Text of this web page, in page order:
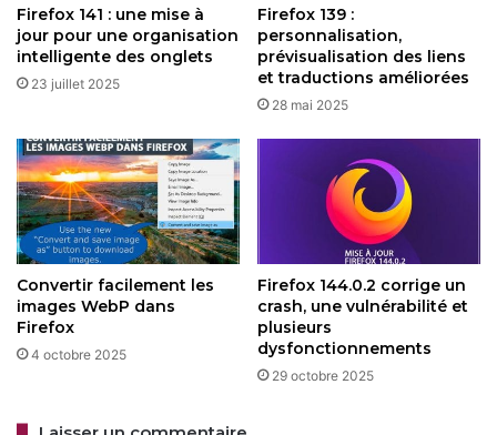
avec plusieurs améliorations regroupées sous le nom
“Address Bar Refresh”. Voici ce qui change :
Bouton de recherche unifié: Une icône affiche votre
clic dessus vous permet de switcher facilement vers
un autre.
Mots-clés persistants : Quand vous cherchez
quelque chose, le terme reste visible dans la barre,
pas l’URL du moteur. Idéal pour ajuster votre
recherche sans repartir de zéro.
Boutons d’action rapide
: Des raccourcis comme
“Imprimer la page” apparaissent directement pour
Firefox 141 : une mise à
jour pour une organisation
intelligente des onglets
23 juillet 2025
Firefox 139 :
personnalisation,
prévisualisation des liens
et traductions améliorées
28 mai 2025
Convertir facilement les
images WebP dans
Firefox
4 octobre 2025
Firefox 144.0.2 corrige un
crash, une vulnérabilité et
plusieurs
dysfonctionnements
29 octobre 2025